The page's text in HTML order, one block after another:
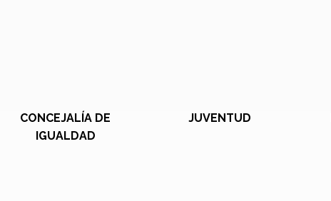
CONCEJALÍA DE
IGUALDAD
JUVENTUD